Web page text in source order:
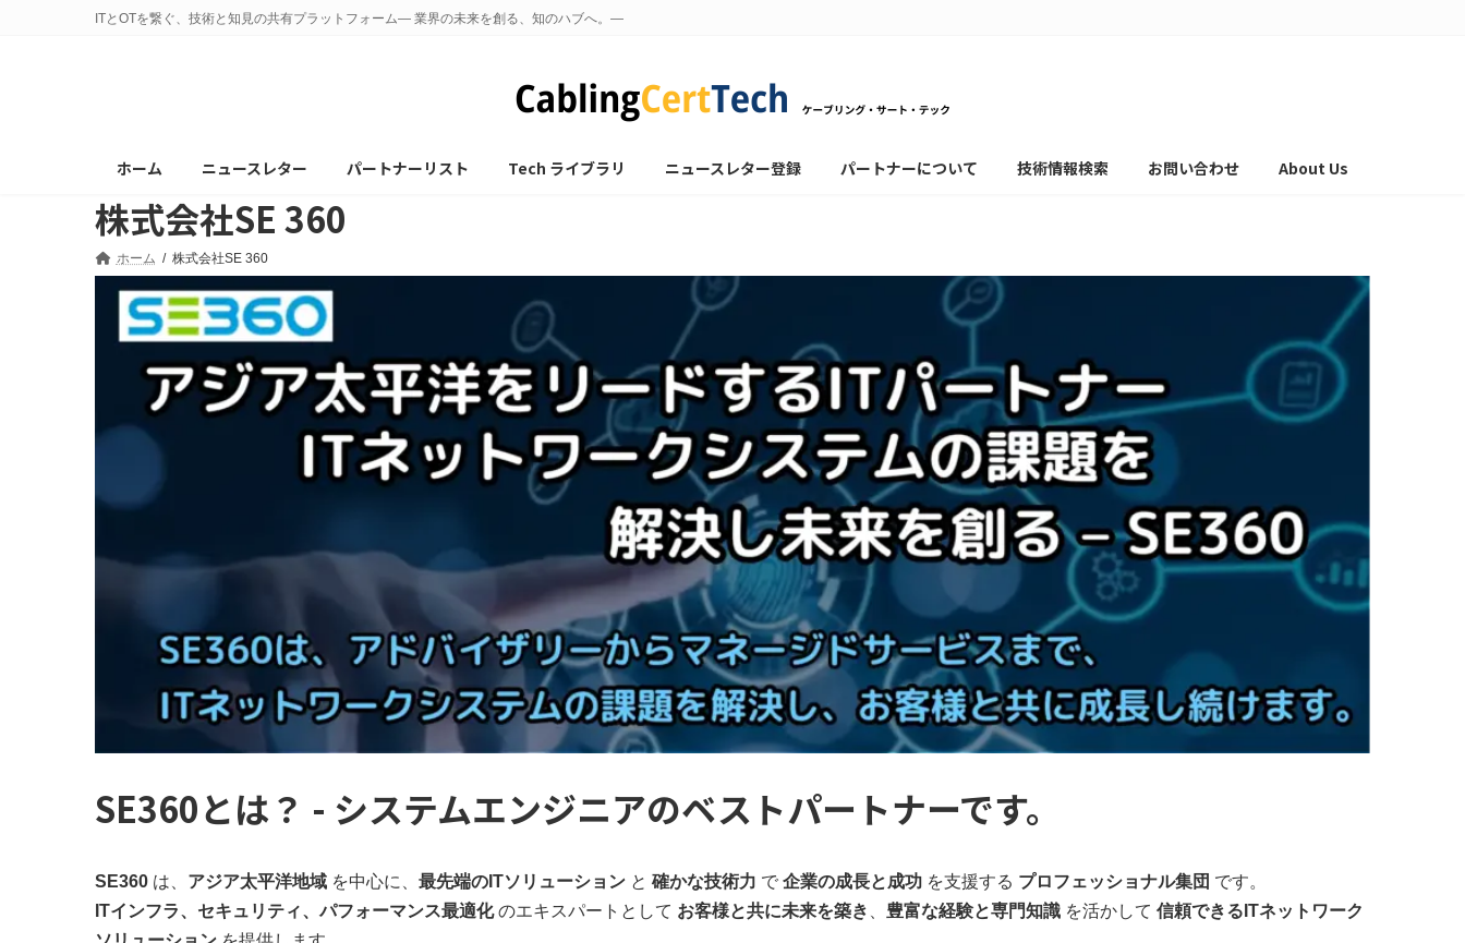
ITとOTを繋ぐ、技術と知見の共有プラットフォーム— 業界の未来を創る、知のハブへ。—
ホーム ニュースレター パートナーリスト Tech ライブラリ ニュースレター登録 パートナーについて 技術情報検索 お問い合わせ About Us
株式会社SE 360
ホーム 株式会社SE 360
SE360とは？ - システムエンジニアのベストパートナーです。
SE360 は、 アジア太平洋地域 を中心に、 最先端のITソリューション と 確かな技術力 で 企業の成長と成功 を支援する プロフェッショナル集団 です。
ITインフラ、セキュリティ、パフォーマンス最適化のエキスパートとして お客様と共に未来を築き 豊富な経験と専門知識 を活かして 信頼できるITネットワーク